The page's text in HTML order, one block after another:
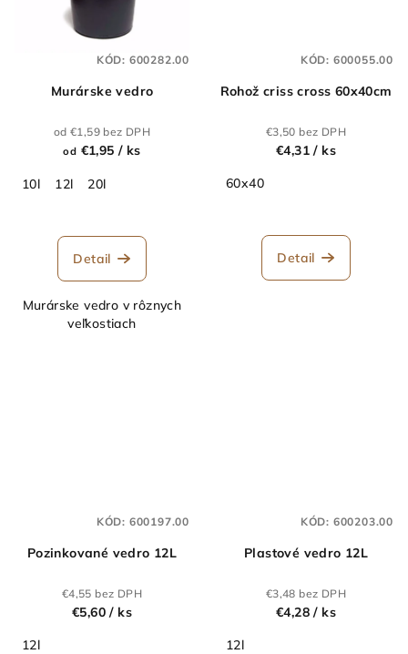
Murárske vedro
od €1,59 bez DPH
od €1,95 / ks
10l 12l 20l
Detail
Murárske vedro v rôznych
veľkostiach
KÓD: 600282.00
Rohož criss cross 60x40cm
€3,50 bez DPH
€4,31/ ks
60x40
Detail
KÓD: 600055.00
Pozinkované vedro 12L
€4,55 bez DPH
€5,60/ ks
12l
KÓD: 600197.00
Plastové vedro 12L
€3,48 bez DPH
€4,28/ ks
12l
KÓD: 600203.00